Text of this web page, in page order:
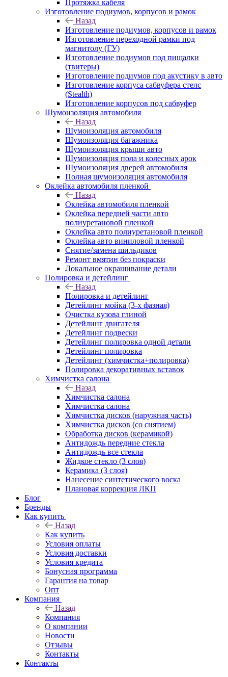
Протяжка кабеля
Изготовление подиумов, корпусов и рамок
Назад
Изготовление подиумов, корпусов и рамок
Изготовление переходной рамки под
магнитолу (ГУ)
Изготовление подиумов под пищалки
(твитеры)
Изготовление подиумов под акустику в авто
Изготовление корпуса сабвуфера стелс
(Stealth)
Изготовление корпусов под сабвуфер
Шумоизоляция автомобиля
Назад
Шумоизоляция автомобиля
Шумоизоляция багажника
Шумоизоляция крыши авто
Шумоизоляция пола и колесных арок
Шумоизоляция дверей автомобиля
Полная шумоизоляция автомобиля
Оклейка автомобиля пленкой
Назад
Оклейка автомобиля пленкой
Оклейка передней части авто
полиуретановой пленкой
Оклейка авто полиуретановой пленкой
Оклейка авто виниловой пленкой
Снятие/замена шильдиков
Ремонт вмятин без покраски
Локальное окрашивание детали
Полировка и детейлинг
Назад
Полировка и детейлинг
Детейлинг мойка (3-х фазная)
Очистка кузова глиной
Детейлинг двигателя
Детейлинг подвески
Детейлинг полировка одной детали
Детейлинг полировка
Детейлинг (химчистка+полировка)
Полировка декоративных вставок
Химчистка салона
Назад
Химчистка салона
Химчистка салона
Химчистка дисков (наружная часть)
Химчистка дисков (со снятием)
Обработка дисков (керамикой)
Антидождь передние стекла
Антидождь все стекла
Жидкое стекло (3 слоя)
Керамика (3 слоя)
Нанесение синтетического воска
Плановая коррекция ЛКП
Блог
Бренды
Как купить
Назад
Как купить
Условия оплаты
Условия доставки
Условия кредита
Бонусная программа
Гарантия на товар
Опт
Компания
Назад
Компания
О компании
Новости
Отзывы
Контакты
Контакты